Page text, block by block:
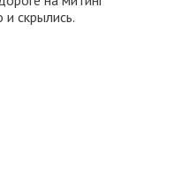
скрылись.